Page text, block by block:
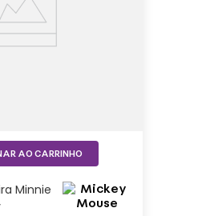
Minnie
AO CARRINHO